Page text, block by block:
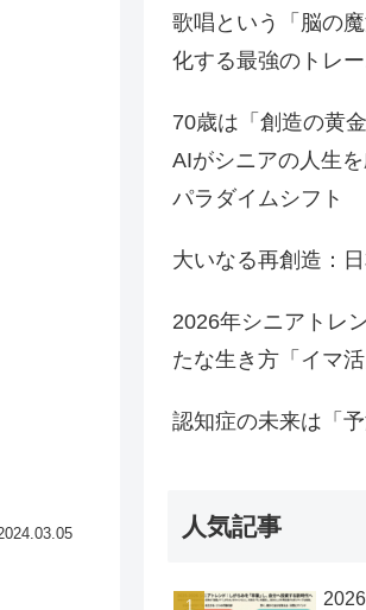
歌唱という「脳の
化する最強のトレ
70歳は「創造の黄
AIがシニアの人生
パラダイムシフト
大いなる再創造：
2026年シニアトレ
たな生き方「イマ
認知症の未来は「
人気記事